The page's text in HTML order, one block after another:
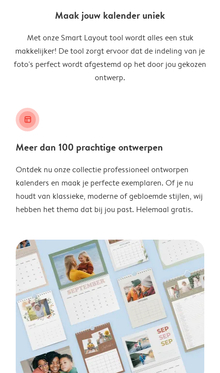
Maak jouw kalender uniek
Met onze Smart Layout tool wordt alles een stuk
makkelijker! De tool zorgt ervoor dat de indeling van je
foto's perfect wordt afgestemd op het door jou gekozen
ontwerp.
layout_alt
Meer dan 100 prachtige ontwerpen
Ontdek nu onze collectie professioneel ontworpen
kalenders en maak je perfecte exemplaren. Of je nu
houdt van klassieke, moderne of gebloemde stijlen, wij
hebben het thema dat bij jou past. Helemaal gratis.